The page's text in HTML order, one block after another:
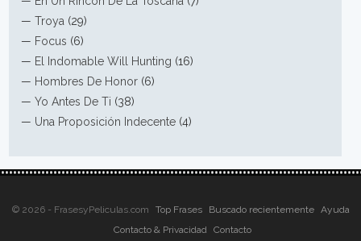
—Troya (29)
— Focus (6)
— El Indomable Will Hunting (16)
— Hombres De Honor (6)
—Yo Antes De Ti (38)
— Una Proposición Indecente (4)
© 2026 - FrasesyPeliculas.com Top Frases Buscado recientemente
Ayuda
Contacto & Privacidad
Contacto